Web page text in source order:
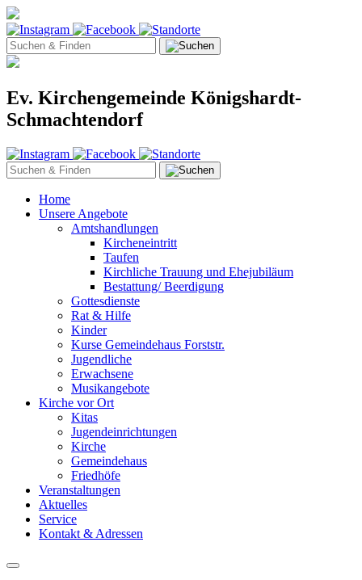
Ev. Kirchengemeinde Königshardt-
Schmachtendorf
Home
Unsere Angebote
Amtshandlungen
Kircheneintritt
Taufen
Kirchliche Trauung und Ehejubiläum
Bestattung/ Beerdigung
Gottesdienste
Rat & Hilfe
Kinder
Kurse Gemeindehaus Forststr.
Jugendliche
Erwachsene
Musikangebote
Kirche vor Ort
Kitas
Jugendeinrichtungen
Kirche
Gemeindehaus
Friedhöfe
Veranstaltungen
Aktuelles
Service
Kontakt & Adressen